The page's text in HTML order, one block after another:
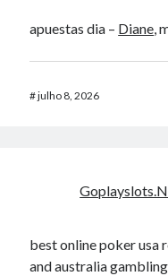
apuestas dia – Diane,
#julho 8, 2026
best online poker usa
and australia gambling